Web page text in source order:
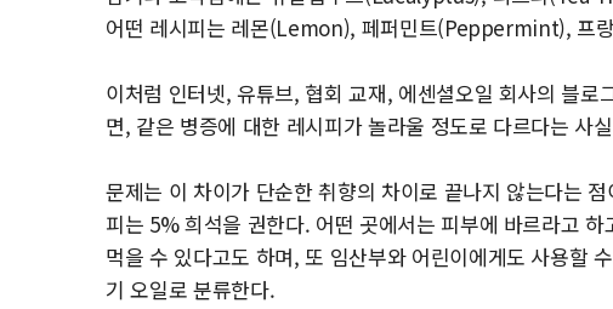
어떤 레시피는 레몬(Lemon), 페퍼민트(Peppermint), 프
이처럼 인터넷, 유튜브, 협회 교재, 에센셜오일 회사의 블
면, 같은 병증에 대한 레시피가 놀라울 정도로 다르다는 사
문제는 이 차이가 단순한 취향의 차이로 끝나지 않는다는
피는 5% 희석을 권한다. 어떤 곳에서는 피부에 바르라고
먹을 수 있다고도 하며, 또 임산부와 어린이에게도 사용할
기 오일로 분류한다.